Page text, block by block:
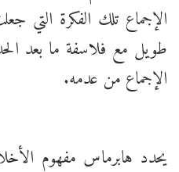
الإجماع تلك الفكرة التي
طويل مع فلاسفة ما بعد
الإجماع من عدمه.